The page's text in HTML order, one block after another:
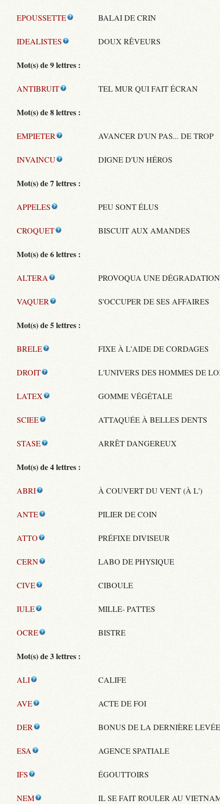
EPOUSSETTE BALAI DE CRIN
IDEALISTES DOUX RÊVEURS
Mot(s) de 9 lettres :
ANTIBRUIT TEL MUR QUI FAIT ÉCRAN
Mot(s) de 8 lettres :
EMPIETER AVANCER D'UN PAS... DE TROP
INVAINCU DIGNE D'UN HÉROS
Mot(s) de 7 lettres :
APPELES PEU SONT ÉLUS
CROQUET BISCUIT AUX AMANDES
Mot(s) de 6 lettres :
ALTERA PROVOQUA UNE DÉGRADATION
VAQUER S'OCCUPER DE SES AFFAIRES
Mot(s) de 5 lettres :
BRELE FIXE À L'AIDE DE CORDAGES
DROIT L'UNIVERS DES HOMMES DE
LATEX GOMME VÉGÉTALE
SCIEE ATTAQUÉE À BELLES DENTS
STASE ARRÊT DANGEREUX
Mot(s) de 4 lettres :
ABRI À COUVERT DU VENT (À L')
ANTE PILIER DE COIN
ATTO PRÉFIXE DIVISEUR
CERN LABO DE PHYSIQUE
CIVE CIBOULE
IULE MILLE- PATTES
OCRE BISTRE
Mot(s) de 3 lettres :
ALI CALIFE
AVE ACTE DE FOI
DER BONUS DE LA DERNIÈRE
ESA AGENCE SPATIALE
IFS ÉGOUTTOIRS
NEM IL SE FAIT ROULER AU